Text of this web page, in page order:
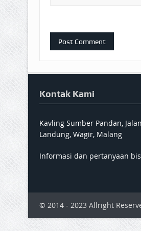
Kontak Kami
Kavling Sumber Pandan,
Landung, Wagir, Malang
Informasi dan pertanyaan
© 2014 - 2023 Allright